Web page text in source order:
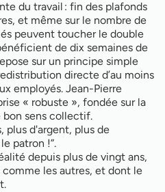
du travail : fin des plafonds
et même sur le nombre de
peuvent toucher le double
de dix semaines de
sur un principe simple
directe d’au moins
employés. Jean-Pierre
« robuste », fondée sur la
sens collectif.
plus d'argent, plus de
patron !”.
depuis plus de vingt ans,
les autres, et dont le